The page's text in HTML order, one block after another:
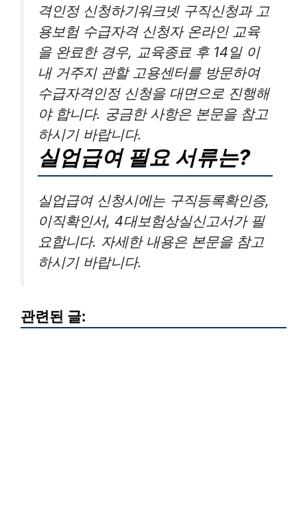
격인정 신청하기워크넷 구직신청과 고
용보험 수급자격 신청자 온라인 교육
을 완료한 경우, 교육종료 후 14일 이
내 거주지 관할 고용센터를 방문하여
수급자격인정 신청을 대면으로 진행해
야 합니다. 궁금한 사항은 본문을 참고
하시기 바랍니다.
실업급여 필요 서류는?
실업급여 신청시에는 구직등록확인증,
이직확인서, 4대보험상실신고서가 필
요합니다. 자세한 내용은 본문을 참고
하시기 바랍니다.
관련된 글: